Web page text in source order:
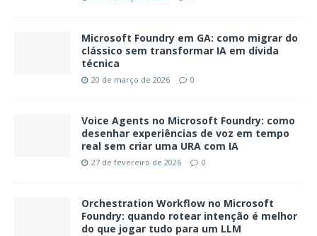
Microsoft Foundry em GA: como migrar do
clássico sem transformar IA em dívida
técnica
20 de março de 2026 0
Voice Agents no Microsoft Foundry: como
desenhar experiências de voz em tempo
real sem criar uma URA com IA
27 de fevereiro de 2026 0
Orchestration Workflow no Microsoft
Foundry: quando rotear intenção é melhor
do que jogar tudo para um LLM